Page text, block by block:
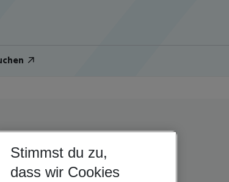
Stimmst du zu,
dass wir Cookies